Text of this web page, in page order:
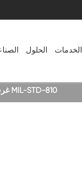
الحلول الخدمات
غرفة اختبار الرمال والغبار المتطاير للمعدات الكهربائية الخارجية: دليل اختبار الموثوقية وفقًا لمعيار MIL-STD-810